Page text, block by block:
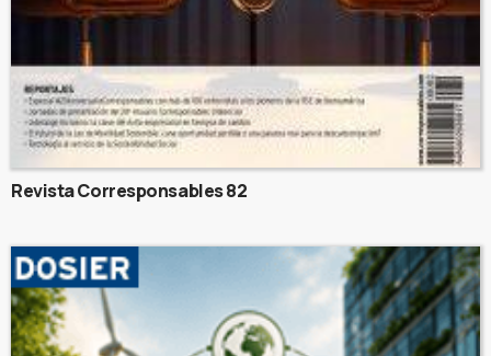
Revista Corresponsables 82